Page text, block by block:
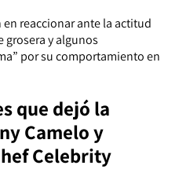
reaccionar ante la actitud
grosera y algunos
por su comportamiento en
que dejó la
Camelo y
Celebrity